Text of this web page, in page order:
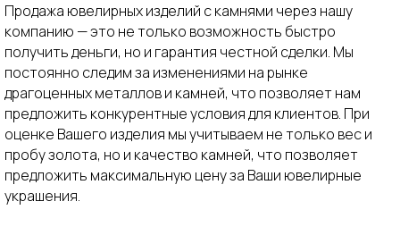
Продажа ювелирных изделий с камнями через нашу
компанию — это не только возможность быстро
получить деньги, но и гарантия честной сделки. Мы
постоянно следим за изменениями на рынке
драгоценных металлов и камней, что позволяет нам
предложить конкурентные условия для клиентов. При
оценке Вашего изделия мы учитываем не только вес и
пробу золота, но и качество камней, что позволяет
предложить максимальную цену за Ваши ювелирные
украшения.
Правильные шагидля получения
выплаты за изделия сегодня
Перейдитев
мессенджер
или
Шаг 1
Посетите один из
наших офисов на
Шаг 2